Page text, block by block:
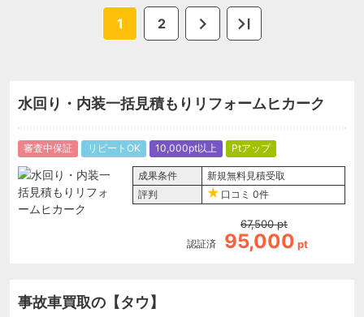
1 2
水回り・内装一括見積もりリフォームヒカーク
審査中保証 リピートOK 10,000pt以上 Ptアップ
成果条件
新規無料見積受取
評判
口コミ 0件
認証済
67,500 pt
95,000 pt
事故車買取の【タウ】